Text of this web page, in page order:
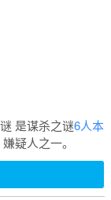
是谋杀之谜6人本
疑人之一。